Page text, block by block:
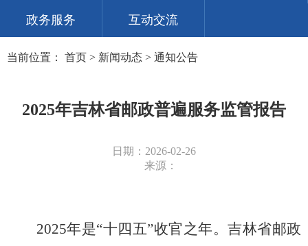
政务服务 互动交流
当前位置： 首页 > 新闻动态 > 通知公告
2025年吉林省邮政普遍服务监管报告
日期：2026-02-26
来源：
2025年是“十四五”收官之年。吉林省邮政